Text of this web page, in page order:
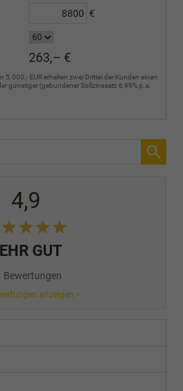
€
263,– €
5.000,- EUR erhalten zwei Drittel der Kunden einen
günstiger (gebundener Sollzinssatz 6,99% p.a.
4,9
GUT
Bewertungen
anzeigen >